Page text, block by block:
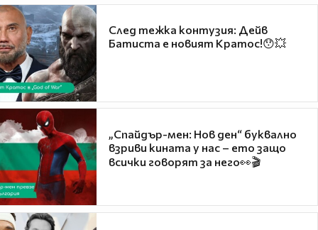
След тежка контузия: Дейв
Батиста е новият Кратос!😯💥
„Спайдър-мен: Нов ден“ буквално
взриви кината у нас – ето защо
всички говорят за него👀🎬